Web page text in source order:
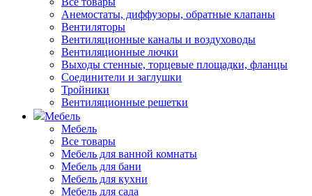
Анемостаты, диффузоры, обратные клапаны
Вентиляторы
Вентиляционные каналы и воздуховоды
Вентиляционные лючки
Выходы стенные, торцевые площадки, фланцы
Соединители и заглушки
Тройники
Вентиляционные решетки
Мебель
Мебель
Все товары
Мебель для ванной комнаты
Мебель для бани
Мебель для кухни
Мебель для сада